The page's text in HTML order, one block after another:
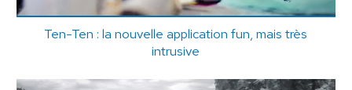
Ten-Ten : la nouvelle application fun, mais très
intrusive